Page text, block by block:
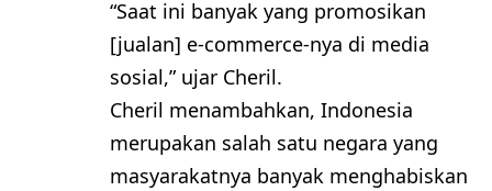
“Saat ini banyak yang promosikan
[jualan] e-commerce-nya di media
sosial,” ujar Cheril.
Cheril menambahkan, Indonesia
merupakan salah satu negara yang
masyarakatnya banyak menghabiskan